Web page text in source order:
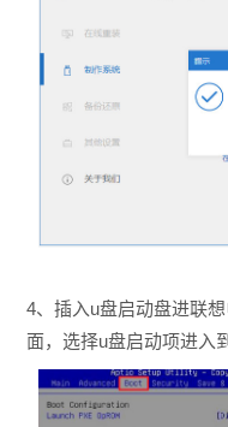
4、插入u盘启动盘进联
面，选择u盘启动项进入